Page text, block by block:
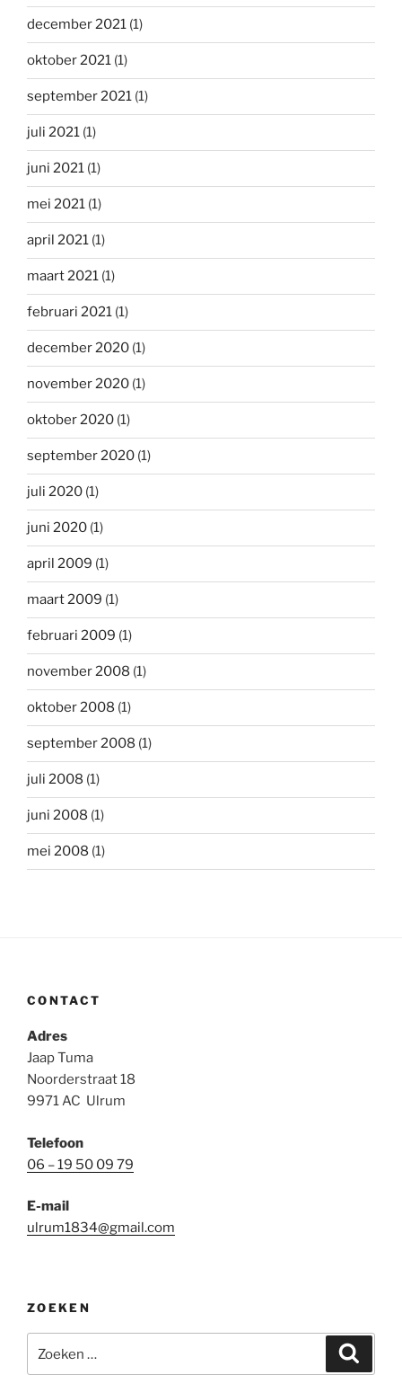
december 2021 (1)
oktober 2021 (1)
september 2021 (1)
juli 2021 (1)
juni 2021 (1)
mei 2021 (1)
april 2021 (1)
maart 2021 (1)
februari 2021 (1)
december 2020 (1)
november 2020 (1)
oktober 2020 (1)
september 2020 (1)
juli 2020 (1)
juni 2020 (1)
april 2009 (1)
maart 2009 (1)
februari 2009 (1)
november 2008 (1)
oktober 2008 (1)
september 2008 (1)
juli 2008 (1)
juni 2008 (1)
mei 2008 (1)
CONTACT
Adres
Jaap Tuma
Noorderstraat 18
9971 AC Ulrum
Telefoon
06 – 19 50 09 79
E-mail
ulrum1834@gmail.com
ZOEKEN
naar: